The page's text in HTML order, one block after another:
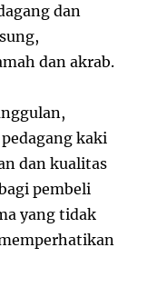
dan
dan akrab.
kaki
dan kualitas
pembeli
yang tidak